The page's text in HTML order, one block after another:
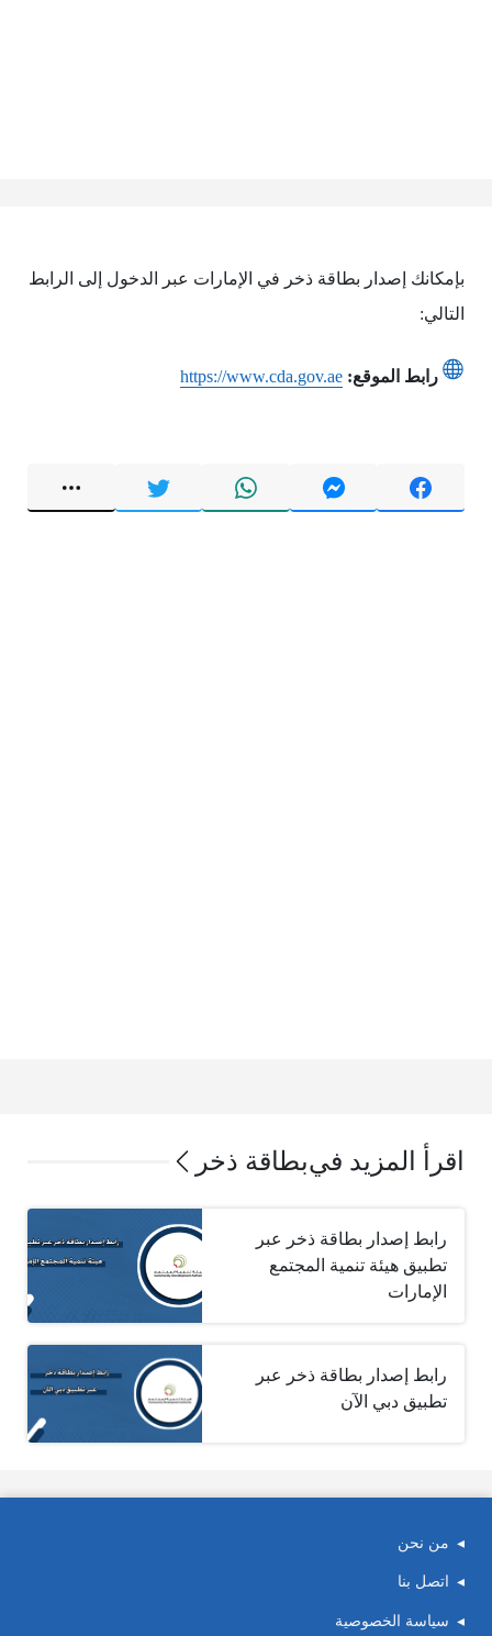
بإمكانك إصدار بطاقة ذخر في الإمارات عبر الدخول إلى الرابط
التالي:
رابط الموقع: https://www.cda.gov.ae
اقرأ المزيد فيبطاقة ذخر
رابط إصدار بطاقة ذخر عبر
تطبيق ‏هيئة تنمية المجتمع
الإمارات
رابط إصدار بطاقة ذخر عبر
تطبيق ‏دبي الآن
من نحن
اتصل بنا
سياسة الخصوصية